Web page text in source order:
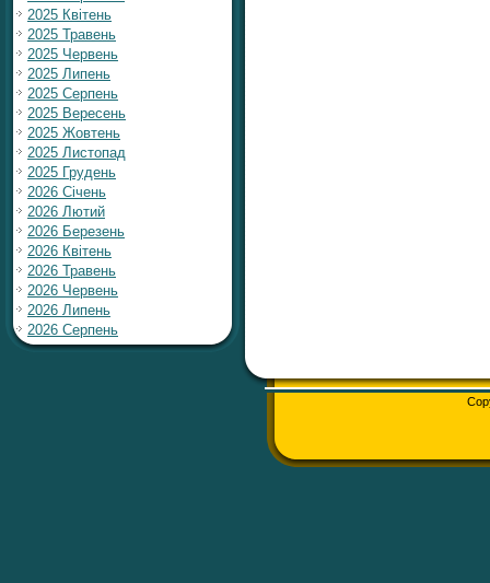
2025 Квітень
2025 Травень
2025 Червень
2025 Липень
2025 Серпень
2025 Вересень
2025 Жовтень
2025 Листопад
2025 Грудень
2026 Січень
2026 Лютий
2026 Березень
2026 Квітень
2026 Травень
2026 Червень
2026 Липень
2026 Серпень